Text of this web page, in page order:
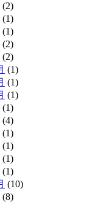
(2)
(1)
(1)
(2)
(2)
(1)
(1)
(1)
(1)
(4)
(1)
(1)
(1)
(1)
(10)
(8)